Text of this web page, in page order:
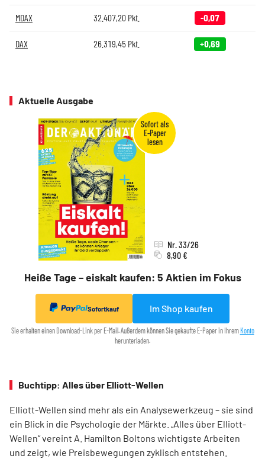
MDAX 32.407,20Pkt. -0,07
DAX 26.319,45Pkt. +0,69
Aktuelle Ausgabe
Heiße Tage – eiskalt kaufen: 5 Aktien im Fokus
Nr. 33/26
8,90 €
Sofortkauf Im Shop kaufen
Sie erhalten einen Download-Link per E-Mail. Außerdem können Sie gekaufte E-Paper in Ihrem Konto
herunterladen.
Buchtipp: Alles über Elliott-Wellen
Elliott-Wellen sind mehr als ein Analysewerkzeug – sie sind
ein Blick in die Psychologie der Märkte. „Alles über Elliott-
Wellen“ vereint A. Hamilton Boltons wichtigste Arbeiten
und zeigt, wie Preisbewegungen zyklisch entstehen.